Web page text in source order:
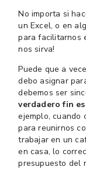
No importa si
un Excel, o en
para facilitarnos
nos sirva!
Puede que a
debo asignar
debemos ser
verdadero fin
ejemplo, cuando
para reunirnos
trabajar en un
en casa, lo
presupuesto del